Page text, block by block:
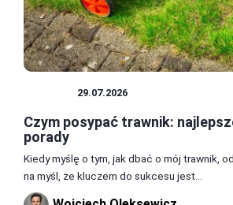
29.07.2026
Czym posypać trawnik:
porady
Kiedy myślę o tym, jak dbać o mój trawnik,
na myśl, że kluczem do sukcesu jest...